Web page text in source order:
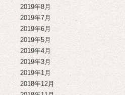
2019年8月
2019年7月
2019年6月
2019年5月
2019年4月
2019年3月
2019年1月
2018年12月